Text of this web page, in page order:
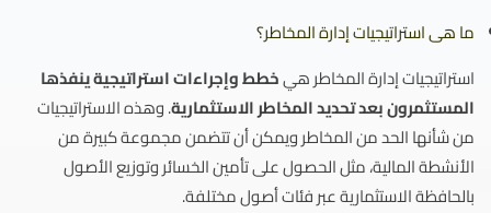
ما هى استراتيجيات إدارة المخاطر؟
استراتيجيات إدارة المخاطر هيخطط وإجراءات استراتيجية ينفذها
المستثمرون بعد تحديد المخاطر الاستثمارية. وهذه الاستراتيجيات
من شأنها الحد من المخاطر ويمكن أن تتضمن مجموعة كبيرة من
الأنشطة المالية، مثل الحصول على تأمين الخسائر وتوزيع الأصول
بالحافظة الاستثمارية عبر فئات أصول مختلفة.